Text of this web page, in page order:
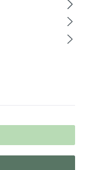
+49 5191 62 33 666
Merry